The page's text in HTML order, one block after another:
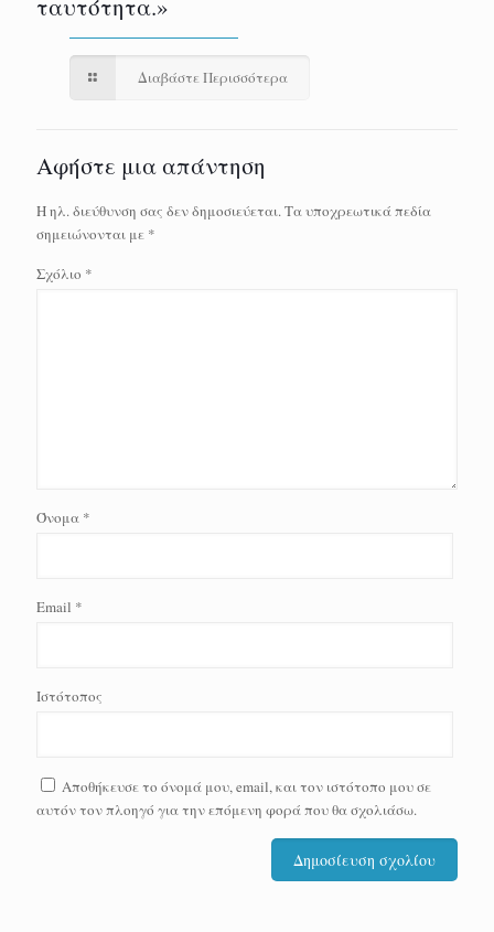
ταυτότητα.»
Διαβάστε Περισσότερα
Αφήστε μια απάντηση
Η ηλ. διεύθυνση σας δεν δημοσιεύεται.Τα υποχρεωτικά πεδία
σημειώνονται με *
Σχόλιο *
Όνομα *
Email *
Ιστότοπος
Αποθήκευσε το όνομά μου, email, και τον ιστότοπο μου σε
αυτόν τον πλοηγό για την επόμενη φορά που θα σχολιάσω.